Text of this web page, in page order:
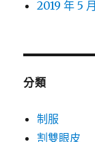
2019 年 5 月
分類
制服
割雙眼皮